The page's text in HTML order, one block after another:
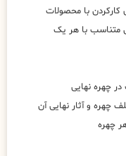
با محصولات
متناسب با هر یک
چهره نهایی
چهره و آثار نهایی آن
چهره